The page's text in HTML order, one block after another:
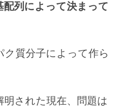
配列によって決まって
ク質分子によって作ら
された現在、問題は